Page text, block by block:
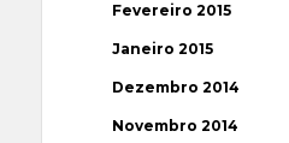
Fevereiro 2015
Janeiro 2015
Dezembro 2014
Novembro 2014